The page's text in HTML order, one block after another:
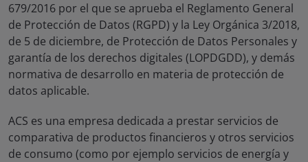
679/2016 por el que se aprueba el Reglamento General
de Protección de Datos (RGPD) y la Ley Orgánica 3/2018,
de 5 de diciembre, de Protección de Datos Personales y
garantía de los derechos digitales (LOPDGDD), y demás
normativa de desarrollo en materia de protección de
datos aplicable.
ACS es una empresa dedicada a prestar servicios de
comparativa de productos financieros y otros servicios
de consumo (como por ejemplo servicios de energía y